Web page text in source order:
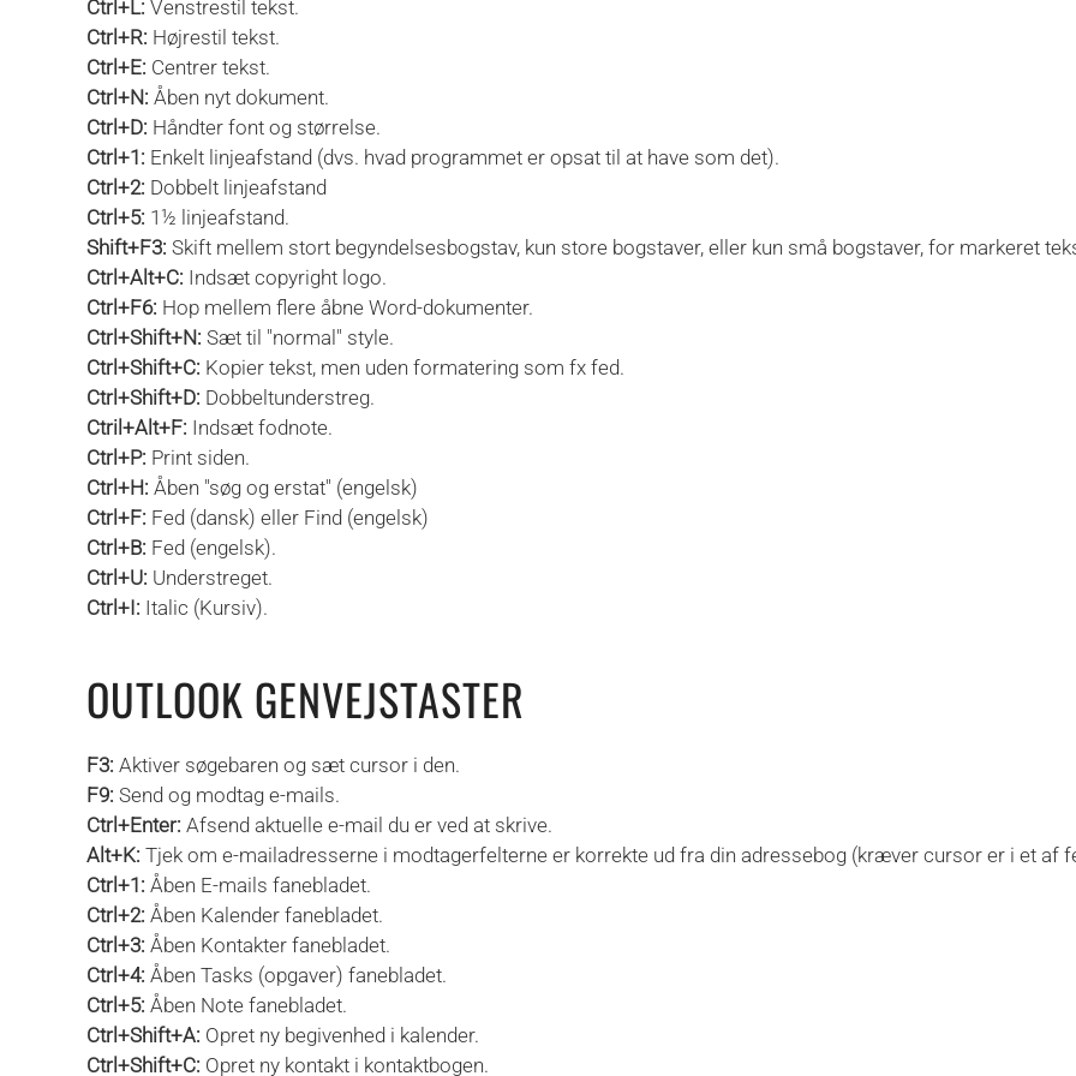
Ctrl+L: Venstrestil tekst.
Ctrl+R: Højrestil tekst.
Ctrl+E: Centrer tekst.
Ctrl+N: Åben nyt dokument.
Ctrl+D: Håndter font og størrelse.
Ctrl+1: Enkelt linjeafstand (dvs. hvad programmet er opsat til at have som det).
Ctrl+2: Dobbelt linjeafstand
Ctrl+5: 1½ linjeafstand.
Shift+F3: Skift mellem stort begyndelsesbogstav, kun store bogstaver, eller kun små bogstaver, for markeret
Ctrl+Alt+C: Indsæt copyright logo.
Ctrl+F6: Hop mellem flere åbne Word-dokumenter.
Ctrl+Shift+N: Sæt til "normal" style.
Ctrl+Shift+C: Kopier tekst, men uden formatering som fx fed.
Ctrl+Shift+D: Dobbeltunderstreg.
Ctril+Alt+F: Indsæt fodnote.
Ctrl+P: Print siden.
Ctrl+H: Åben "søg og erstat" (engelsk)
Ctrl+F: Fed (dansk) eller Find (engelsk)
Ctrl+B: Fed (engelsk).
Ctrl+U: Understreget.
Ctrl+I: Italic (Kursiv).
OUTLOOK GENVEJSTASTER
F3: Aktiver søgebaren og sæt cursor i den.
F9: Send og modtag e-mails.
Ctrl+Enter: Afsend aktuelle e-mail du er ved at skrive.
Alt+K: Tjek om e-mailadresserne i modtagerfelterne er korrekte ud fra din adressebog (kræver cursor er i et af
Ctrl+1: Åben E-mails fanebladet.
Ctrl+2: Åben Kalender fanebladet.
Ctrl+3: Åben Kontakter fanebladet.
Ctrl+4: Åben Tasks (opgaver) fanebladet.
Ctrl+5: Åben Note fanebladet.
Ctrl+Shift+A: Opret ny begivenhed i kalender.
Ctrl+Shift+C: Opret ny kontakt i kontaktbogen.